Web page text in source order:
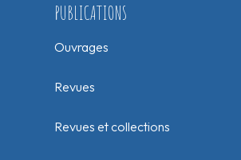
PUBLICATIONS
Ouvrages
Revues
Revues et collections